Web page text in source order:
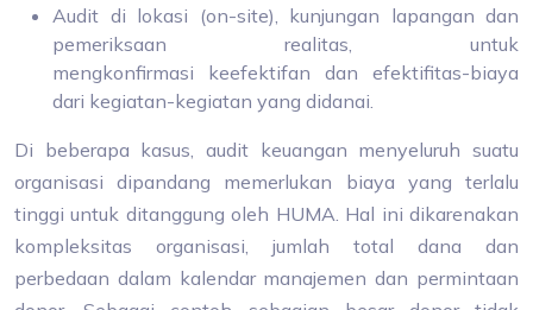
Audit di lokasi (on-site), kunjungan lapangan dan
pemeriksaan realitas, untuk
mengkonfirmasi keefektifan dan efektifitas-biaya
dari kegiatan-kegiatan yang didanai.
Di beberapa kasus, audit keuangan menyeluruh suatu
organisasi dipandang memerlukan biaya yang terlalu
tinggi untuk ditanggung oleh HUMA. Hal ini dikarenakan
kompleksitas organisasi, jumlah total dana dan
perbedaan dalam kalendar manajemen dan permintaan